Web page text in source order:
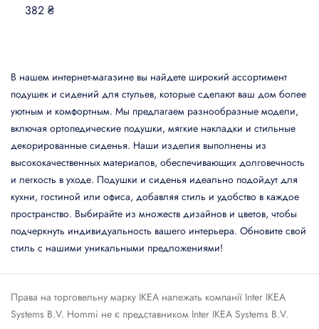
382 ₴
В нашем интернет-магазине вы найдете широкий ассортимент
подушек и сидений для стульев, которые сделают ваш дом более
уютным и комфортным. Мы предлагаем разнообразные модели,
включая ортопедические подушки, мягкие накладки и стильные
декорированные сиденья. Наши изделия выполнены из
высококачественных материалов, обеспечивающих долговечность
и легкость в уходе. Подушки и сиденья идеально подойдут для
кухни, гостиной или офиса, добавляя стиль и удобство в каждое
пространство. Выбирайте из множеств дизайнов и цветов, чтобы
подчеркнуть индивидуальность вашего интерьера. Обновите свой
стиль с нашими уникальными предложениями!
Права на торговельну марку IКЕА належать компанії Inter IKEA
Systems B.V. Hommi не є представником Inter IKEA Systems B.V.